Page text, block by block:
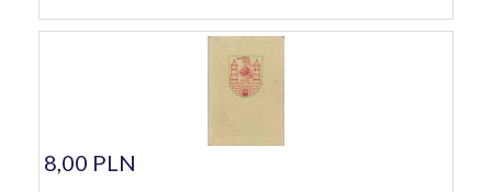
8,00 PLN